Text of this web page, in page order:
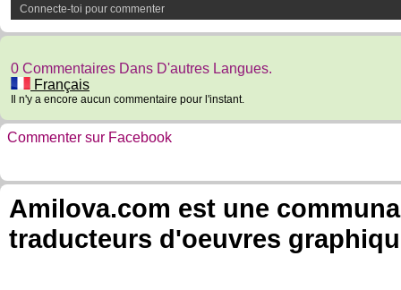
Connecte-toi pour commenter
0 Commentaires Dans D'autres Langues.
Français
Il n'y a encore aucun commentaire pour l'instant.
Commenter sur Facebook
Amilova.com est une
traducteurs d'oeuvres